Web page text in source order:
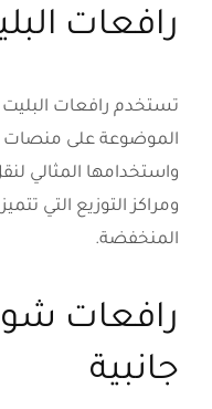
رافعات
تستخدم رافعات البليت
الموضوعة على منصات
واستخدامها المثالي
ومراكز التوزيع التي
المنخفضة.
رافعات
جانبية